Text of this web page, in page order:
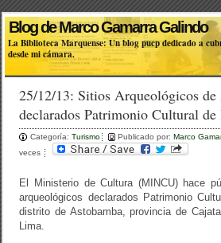
Blog de Marco Gamarra Galindo
La Biblioteca Marquense: Un blog pucp dedicado a
desde mi cámara.
25/12/13: Sitios Arqueológicos de
declarados Patrimonio Cultural
Categoría:Turismo Publicado por:Marco
veces
El Ministerio de Cultura (MINCU) hace
arqueológicos declarados Patrimonio
distrito de Astobamba, provincia de
Lima.